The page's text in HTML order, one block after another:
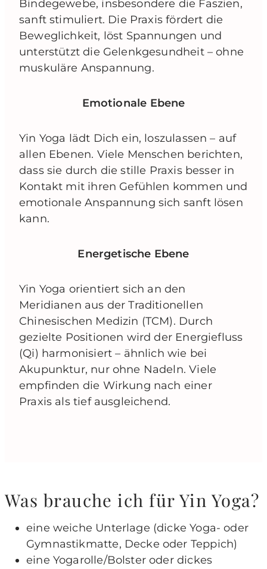
Bindegewebe, insbesondere die Faszien,
sanft stimuliert. Die Praxis fördert die
Beweglichkeit, löst Spannungen und
unterstützt die Gelenkgesundheit – ohne
muskuläre Anspannung.
Emotionale Ebene
Yin Yoga lädt Dich ein, loszulassen – auf
allen Ebenen. Viele Menschen berichten,
dass sie durch die stille Praxis besser in
Kontakt mit ihren Gefühlen kommen und
emotionale Anspannung sich sanft lösen
kann.
Energetische Ebene
Yin Yoga orientiert sich an den
Meridianen aus der Traditionellen
Chinesischen Medizin (TCM). Durch
gezielte Positionen wird der Energiefluss
(Qi) harmonisiert – ähnlich wie bei
Akupunktur, nur ohne Nadeln. Viele
empfinden die Wirkung nach einer
Praxis als tief ausgleichend.
Was brauche ich für Yin Yoga?
eine weiche Unterlage (dicke Yoga- oder
Gymnastikmatte, Decke oder Teppich)
eine Yogarolle/Bolster oder dickes